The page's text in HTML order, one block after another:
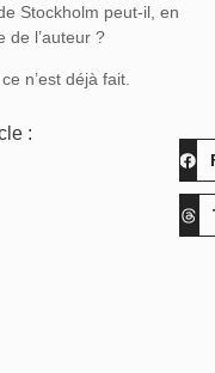
Stockholm peut-il, en
de l’auteur ?
n’est déjà fait.
: